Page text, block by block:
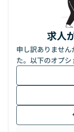
求人
申し訳ありませ
た。以下のオプシ